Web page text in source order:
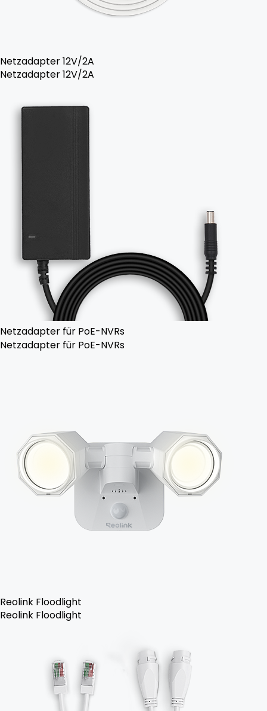
Netzadapter 12V/2A
Netzadapter 12V/2A
Netzadapter für PoE-NVRs
Netzadapter für PoE-NVRs
Reolink Floodlight
Reolink Floodlight